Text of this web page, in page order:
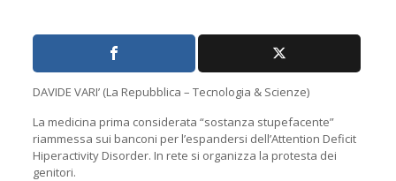
DAVIDE VARI’ (La Repubblica – Tecnologia & Scienze)
La medicina prima considerata “sostanza stupefacente”
riammessa sui banconi per l’espandersi dell’Attention Deficit
Hiperactivity Disorder. In rete si organizza la protesta dei
genitori.